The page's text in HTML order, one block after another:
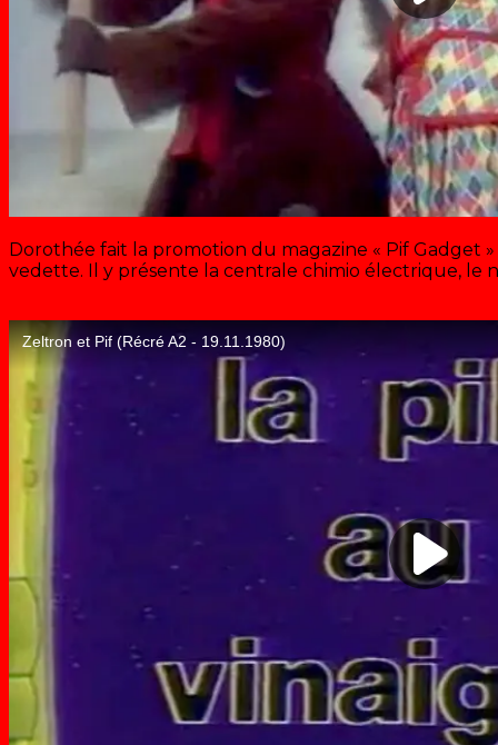
Dorothée fait la promotion du magazine « Pif Gadget
vedette. Il y présente la centrale chimio électrique, le